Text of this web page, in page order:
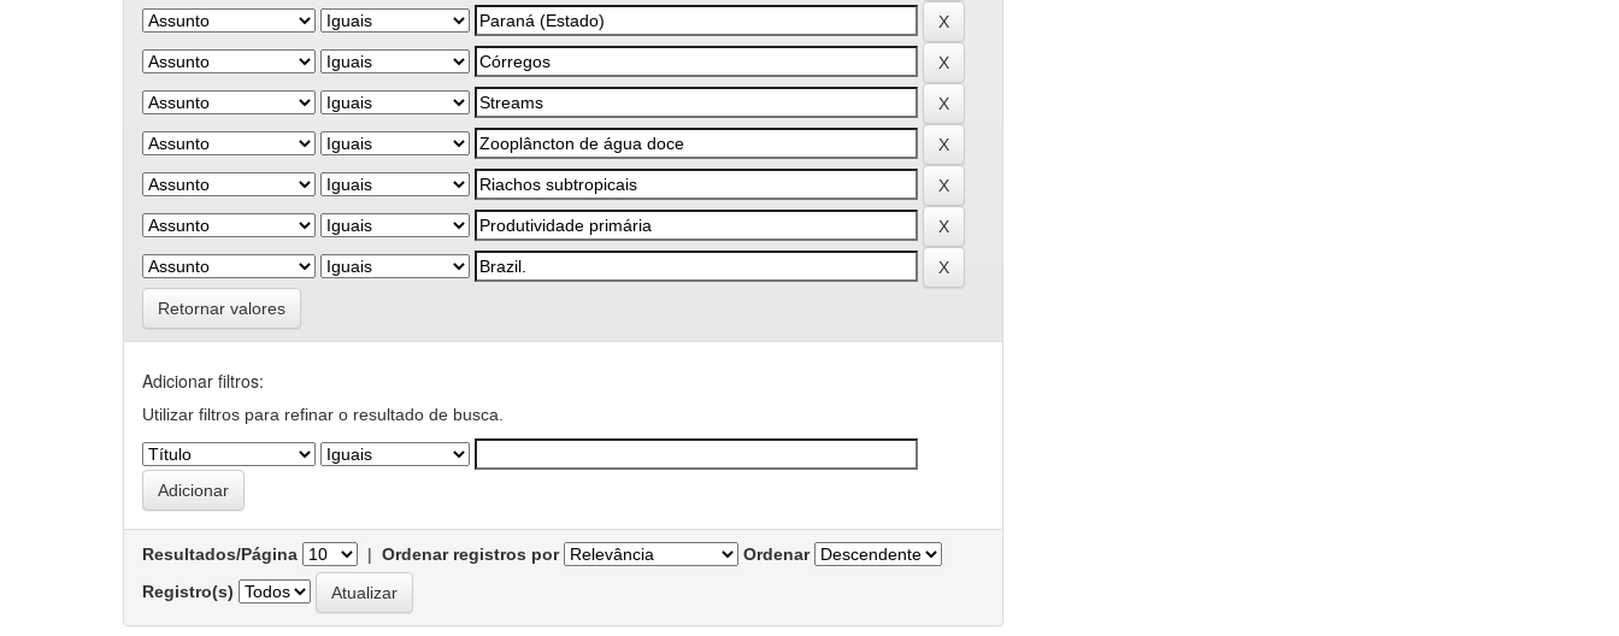
Retornar valores
Adicionar filtros:
Utilizar filtros para refinar o resultado de busca.
Resultados/Página | Ordenar registros por
Ordenar
Registro(s)